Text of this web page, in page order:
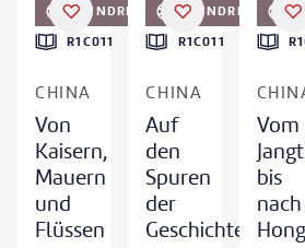
RUNDREISE
R1C011
CHINA
Von
Kaisern,
Mauern
und
Flüssen
RUNDREISE
R1C011
CHINA
Auf
den
Spuren
der
Geschichte
Vom
bis
nach